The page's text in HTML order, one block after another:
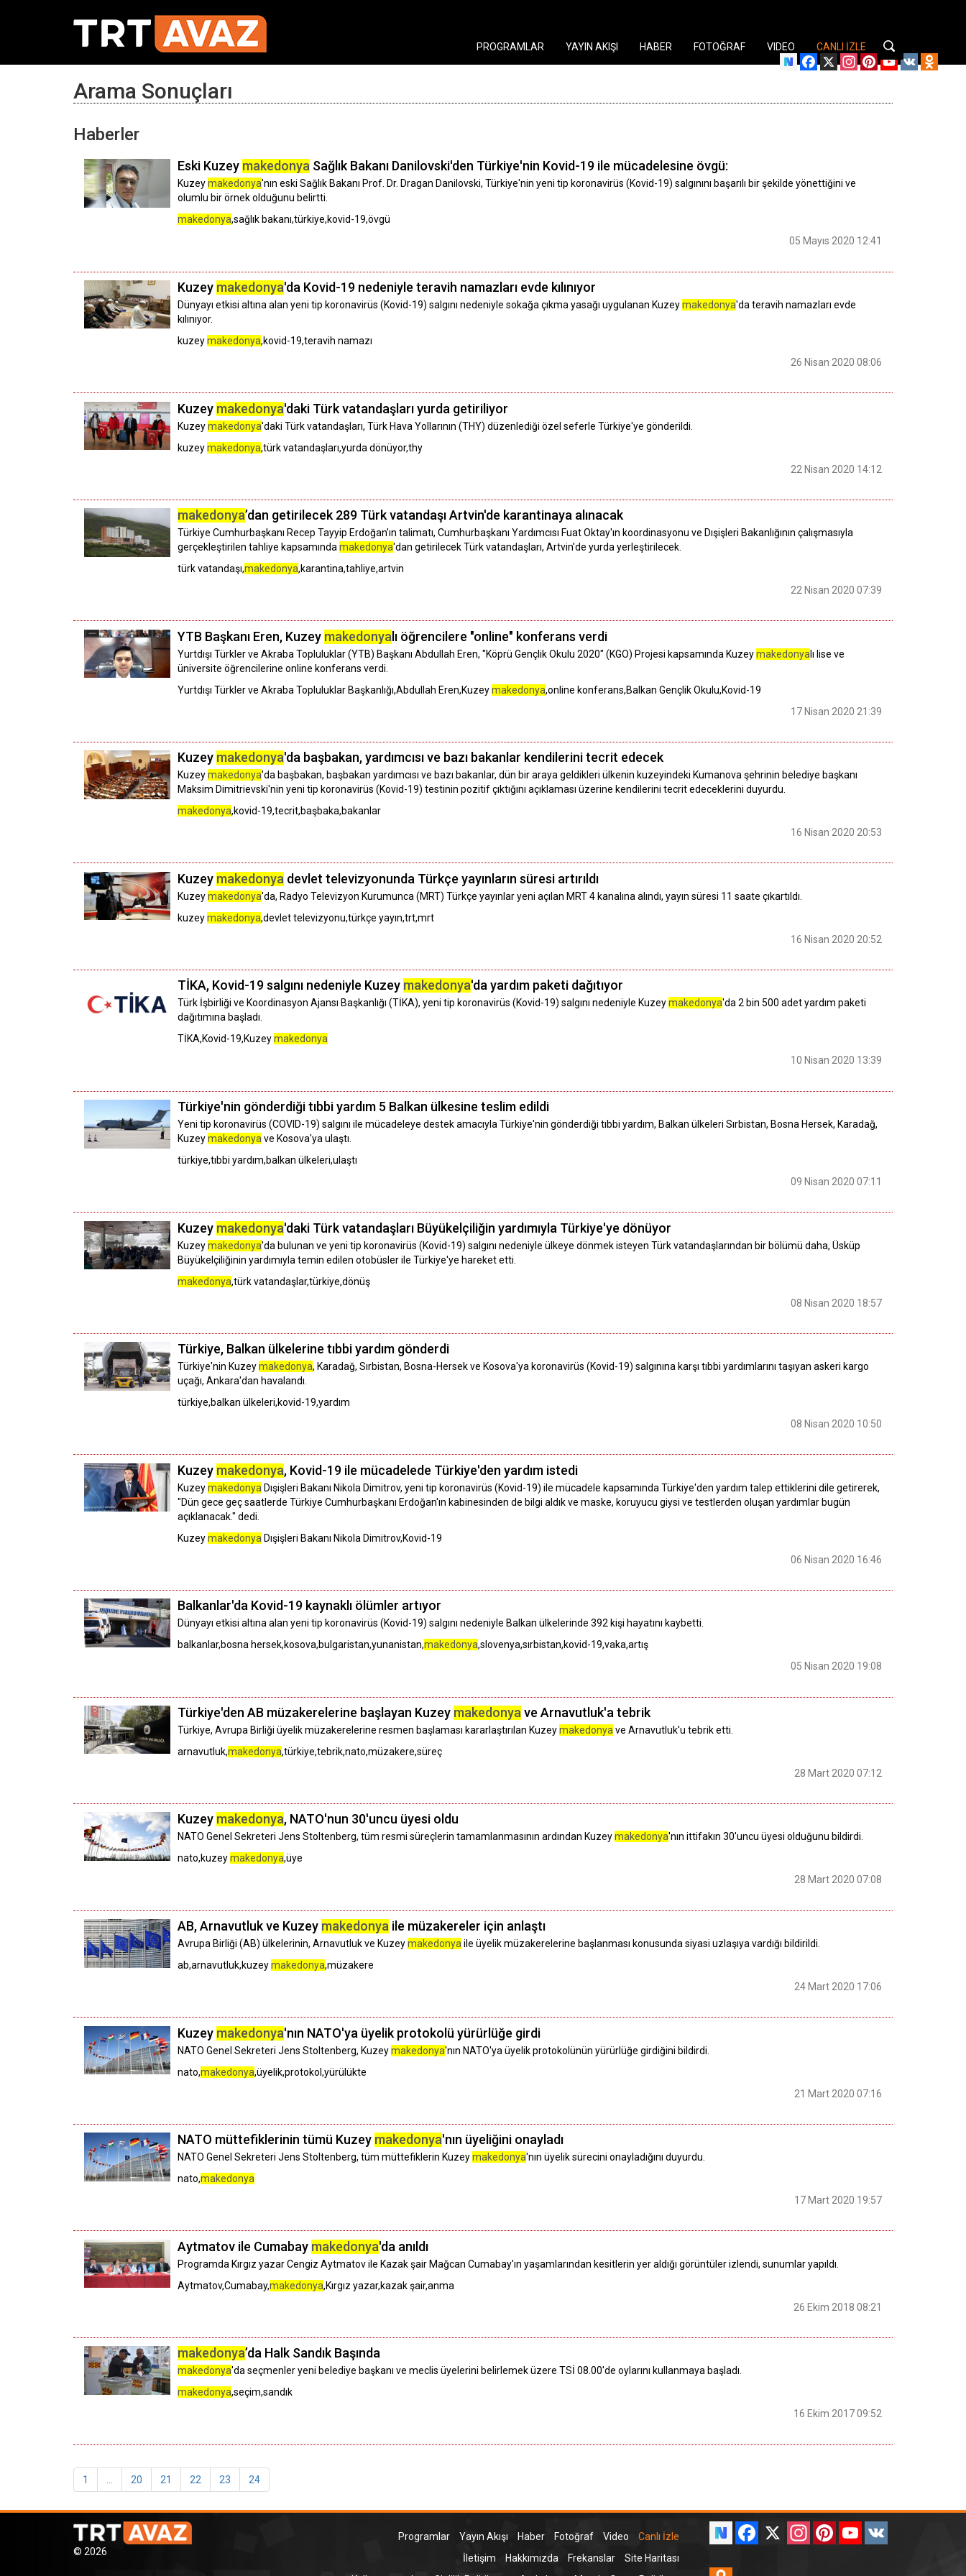
Facebook
X Instagram
PinterestYouTube
VK
PROGRAMLAR YAYIN AKIŞI HABER FOTOĞRAF VIDEO CANLI İZLE
Arama Sonuçları
Haberler
Eski Kuzey makedonya Sağlık Bakanı Danilovski'den Türkiye'nin Kovid-19 ile mücadelesine övgü:
Kuzeymakedonya'nın eski Sağlık Bakanı Prof. Dr. Dragan Danilovski, Türkiye'nin yeni tip koronavirüs (Kovid-19) salgınını başarılı bir şekilde yönettiğini ve
olumlu bir örnek olduğunu belirtti.
makedonya,sağlık bakanı,türkiye,kovid-19,övgü
05 Mayıs 2020 12:41
Kuzey makedonya'da Kovid-19 nedeniyle teravih namazları evde kılınıyor
Dünyayı etkisi altına alan yeni tip koronavirüs (Kovid-19) salgını nedeniyle sokağa çıkma yasağı uygulanan Kuzeymakedonya'da teravih namazları evde
kılınıyor.
kuzeymakedonya,kovid-19,teravih namazı
26 Nisan 2020 08:06
Kuzey makedonya'daki Türk vatandaşları yurda getiriliyor
Kuzeymakedonya'daki Türk vatandaşları, Türk Hava Yollarının (THY) düzenlediği özel seferle Türkiye'ye gönderildi.
kuzeymakedonya,türk vatandaşları,yurda dönüyor,thy
22 Nisan 2020 14:12
makedonya’dan getirilecek 289 Türk vatandaşı Artvin'de karantinaya alınacak
Türkiye Cumhurbaşkanı Recep Tayyip Erdoğan'ın talimatı, Cumhurbaşkanı Yardımcısı Fuat Oktay'ın koordinasyonu ve Dışişleri Bakanlığının çalışmasıyla
gerçekleştirilen tahliye kapsamında makedonya'dan getirilecek Türk vatandaşları, Artvin'de yurda yerleştirilecek.
türk vatandaşı,makedonya,karantina,tahliye,artvin
22 Nisan 2020 07:39
YTB Başkanı Eren, Kuzey makedonyalı öğrencilere "online" konferans verdi
Yurtdışı Türkler ve Akraba Topluluklar (YTB) Başkanı Abdullah Eren, "Köprü Gençlik Okulu 2020" (KGO) Projesi kapsamında Kuzeymakedonya lı lise ve
üniversite öğrencilerine online konferans verdi.
Yurtdışı Türkler ve Akraba Topluluklar Başkanlığı,Abdullah Eren,Kuzeymakedonya,online konferans,Balkan Gençlik Okulu,Kovid-19
17 Nisan 2020 21:39
Kuzey makedonya'da başbakan, yardımcısı ve bazı bakanlar kendilerini tecrit edecek
Kuzeymakedonya'da başbakan, başbakan yardımcısı ve bazı bakanlar, dün bir araya geldikleri ülkenin kuzeyindeki Kumanova şehrinin belediye başkanı
Maksim Dimitrievski'nin yeni tip koronavirüs (Kovid-19) testinin pozitif çıktığını açıklaması üzerine kendilerini tecrit edeceklerini duyurdu.
makedonya,kovid-19,tecrit,başbaka,bakanlar
16 Nisan 2020 20:53
Kuzey makedonya devlet televizyonunda Türkçe yayınların süresi artırıldı
Kuzeymakedonya'da, Radyo Televizyon Kurumunca (MRT) Türkçe yayınlar yeni açılan MRT 4 kanalına alındı, yayın süresi 11 saate çıkartıldı.
kuzeymakedonya,devlet televizyonu,türkçe yayın,trt,mrt
16 Nisan 2020 20:52
TİKA, Kovid-19 salgını nedeniyle Kuzey makedonya'da yardım paketi dağıtıyor
Türk İşbirliği ve Koordinasyon Ajansı Başkanlığı (TİKA), yeni tip koronavirüs (Kovid-19) salgını nedeniyle Kuzeymakedonya'da 2 bin 500 adet yardım paketi
dağıtımına başladı.
TİKA,Kovid-19,Kuzeymakedonya
10 Nisan 2020 13:39
Türkiye'nin gönderdiği tıbbi yardım 5 Balkan ülkesine teslim edildi
Yeni tip koronavirüs (COVID-19) salgını ile mücadeleye destek amacıyla Türkiye'nin gönderdiği tıbbi yardım, Balkan ülkeleri Sırbistan, Bosna Hersek, Karadağ,
Kuzeymakedonya ve Kosova'ya ulaştı.
türkiye,tıbbi yardım,balkan ülkeleri,ulaştı
09 Nisan 2020 07:11
Kuzey makedonya'daki Türk vatandaşları Büyükelçiliğin yardımıyla Türkiye'ye dönüyor
Kuzeymakedonya'da bulunan ve yeni tip koronavirüs (Kovid-19) salgını nedeniyle ülkeye dönmek isteyen Türk vatandaşlarından bir bölümü daha, Üsküp
Büyükelçiliğinin yardımıyla temin edilen otobüsler ile Türkiye'ye hareket etti.
makedonya,türk vatandaşlar,türkiye,dönüş
08 Nisan 2020 18:57
Türkiye, Balkan ülkelerine tıbbi yardım gönderdi
Türkiye'nin Kuzeymakedonya, Karadağ, Sırbistan, Bosna-Hersek ve Kosova'ya koronavirüs (Kovid-19) salgınına karşı tıbbi yardımlarını taşıyan askeri kargo
uçağı, Ankara'dan havalandı.
türkiye,balkan ülkeleri,kovid-19,yardım
08 Nisan 2020 10:50
Kuzey makedonya, Kovid-19 ile mücadelede Türkiye'den yardım istedi
Kuzeymakedonya Dışişleri Bakanı Nikola Dimitrov, yeni tip koronavirüs (Kovid-19) ile mücadele kapsamında Türkiye'den yardım talep ettiklerini dile getirerek,
"Dün gece geç saatlerde Türkiye Cumhurbaşkanı Erdoğan'ın kabinesinden de bilgi aldık ve maske, koruyucu giysi ve testlerden oluşan yardımlar bugün
açıklanacak." dedi.
Kuzeymakedonya Dışişleri Bakanı Nikola Dimitrov,Kovid-19
06 Nisan 2020 16:46
Balkanlar'da Kovid-19 kaynaklı ölümler artıyor
Dünyayı etkisi altına alan yeni tip koronavirüs (Kovid-19) salgını nedeniyle Balkan ülkelerinde 392 kişi hayatını kaybetti.
balkanlar,bosna hersek,kosova,bulgaristan,yunanistan,makedonya,slovenya,sırbistan,kovid-19,vaka,artış
05 Nisan 2020 19:08
Türkiye'den AB müzakerelerine başlayan Kuzey makedonya ve Arnavutluk'a tebrik
Türkiye, Avrupa Birliği üyelik müzakerelerine resmen başlaması kararlaştırılan Kuzeymakedonya ve Arnavutluk'u tebrik etti.
arnavutluk,makedonya,türkiye,tebrik,nato,müzakere,süreç
28 Mart 2020 07:12
Kuzey makedonya, NATO'nun 30'uncu üyesi oldu
NATO Genel Sekreteri Jens Stoltenberg, tüm resmi süreçlerin tamamlanmasının ardından Kuzeymakedonya'nın ittifakın 30'uncu üyesi olduğunu bildirdi.
nato,kuzeymakedonya,üye
28 Mart 2020 07:08
AB, Arnavutluk ve Kuzey makedonya ile müzakereler için anlaştı
Avrupa Birliği (AB) ülkelerinin, Arnavutluk ve Kuzeymakedonya ile üyelik müzakerelerine başlanması konusunda siyasi uzlaşıya vardığı bildirildi.
ab,arnavutluk,kuzeymakedonya,müzakere
24 Mart 2020 17:06
Kuzey makedonya'nın NATO'ya üyelik protokolü yürürlüğe girdi
NATO Genel Sekreteri Jens Stoltenberg, Kuzeymakedonya'nın NATO'ya üyelik protokolünün yürürlüğe girdiğini bildirdi.
nato,makedonya,üyelik,protokol,yürülükte
21 Mart 2020 07:16
NATO müttefiklerinin tümü Kuzey makedonya'nın üyeliğini onayladı
NATO Genel Sekreteri Jens Stoltenberg, tüm müttefiklerin Kuzeymakedonya'nın üyelik sürecini onayladığını duyurdu.
nato,makedonya
17 Mart 2020 19:57
Aytmatov ile Cumabay makedonya'da anıldı
Programda Kırgız yazar Cengiz Aytmatov ile Kazak şair Mağcan Cumabay'ın yaşamlarından kesitlerin yer aldığı görüntüler izlendi, sunumlar yapıldı.
Aytmatov,Cumabay,makedonya,Kırgız yazar,kazak şair,anma
26 Ekim 2018 08:21
makedonya’da Halk Sandık Başında
makedonya'da seçmenler yeni belediye başkanı ve meclis üyelerini belirlemek üzere TSİ 08.00'de oylarını kullanmaya başladı.
makedonya,seçim,sandık
16 Ekim 2017 09:52
1 20 21 22 23 24
© 2026
Programlar Yayın Akışı Haber Fotoğraf Video
Canlı İzle
İletişim
Hakkımızda Frekanslar
Site Haritası
Facebook
X InstagramPinterestYouTube